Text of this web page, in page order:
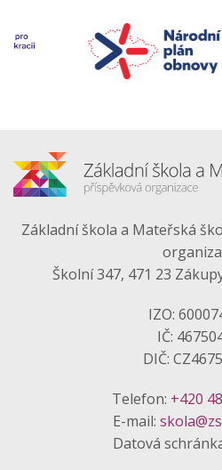
Základní škola a Mateřská
Školní 347, 471 23
IZO:
IČ:
DIČ:
Telefon: +420
E-mail:
Datová